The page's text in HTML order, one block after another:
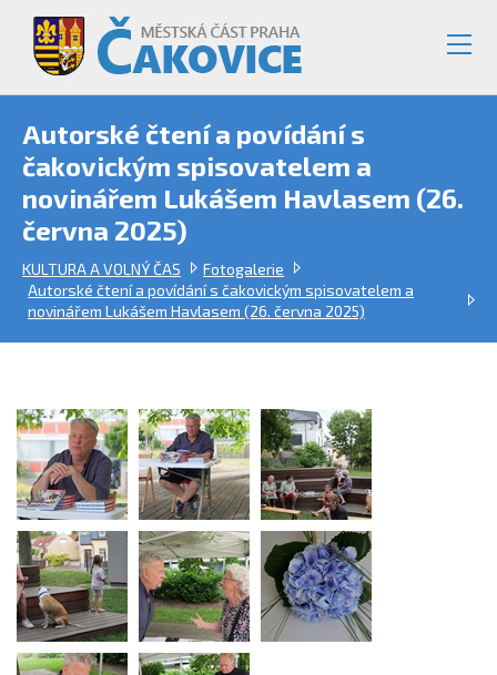
Autorské čtení a povídání s
čakovickým spisovatelem a
novinářem Lukášem Havlasem (26.
června 2025)
KULTURA A VOLNÝ ČAS
Fotogalerie
Autorské čtení a povídání s čakovickým spisovatelem a
novinářem Lukášem Havlasem (26. června 2025)